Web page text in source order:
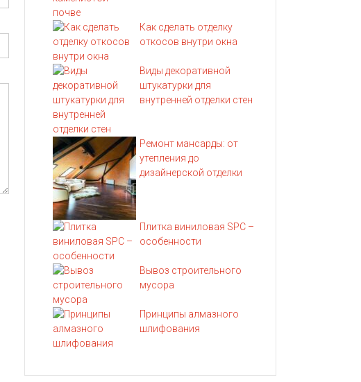
Как сделать отделку
откосов внутри окна
Виды декоративной
штукатурки для
внутренней отделки стен
Ремонт мансарды: от
утепления до
дизайнерской отделки
Плитка виниловая SPC –
особенности
Вывоз строительного
мусора
Принципы алмазного
шлифования